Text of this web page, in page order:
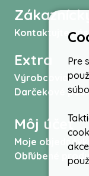
Kontaktujte nás
Extra
Výrobcovia
Darčekové
Môj účet
Moje
Obľúbené
Pre